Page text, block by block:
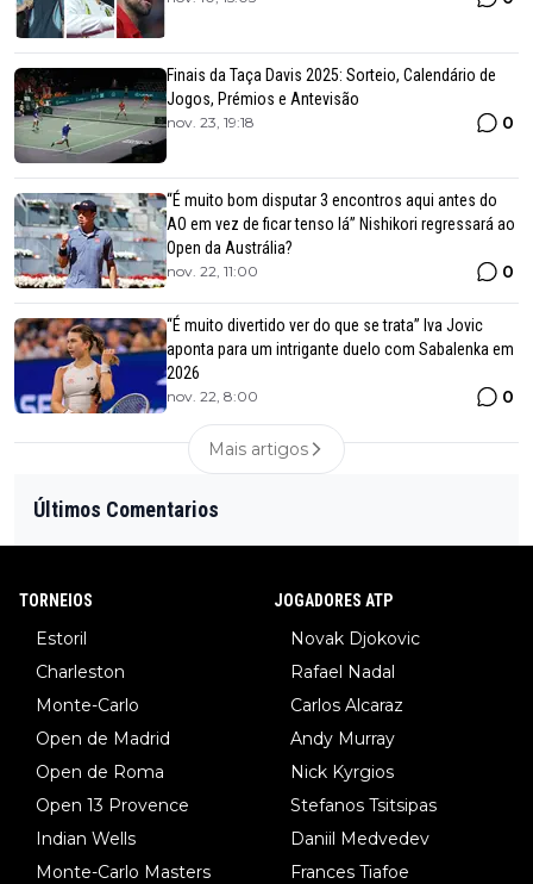
Finais da Taça Davis 2025: Sorteio, Calendário de
Jogos, Prémios e Antevisão
nov. 23, 19:18 0
“É muito bom disputar 3 encontros aqui antes do
AO em vez de ficar tenso lá” Nishikori regressará ao
Open da Austrália?
nov. 22, 11:00 0
“É muito divertido ver do que se trata” Iva Jovic
aponta para um intrigante duelo com Sabalenka em
2026
nov. 22, 8:00 0
Mais artigos
Últimos Comentarios
TORNEIOS
Estoril
Charleston
Monte-Carlo
Open de Madrid
Open de Roma
Open 13 Provence
Indian Wells
Monte-Carlo Masters
JOGADORES ATP
Novak Djokovic
Rafael Nadal
Carlos Alcaraz
Andy Murray
Nick Kyrgios
Stefanos Tsitsipas
Daniil Medvedev
Frances Tiafoe